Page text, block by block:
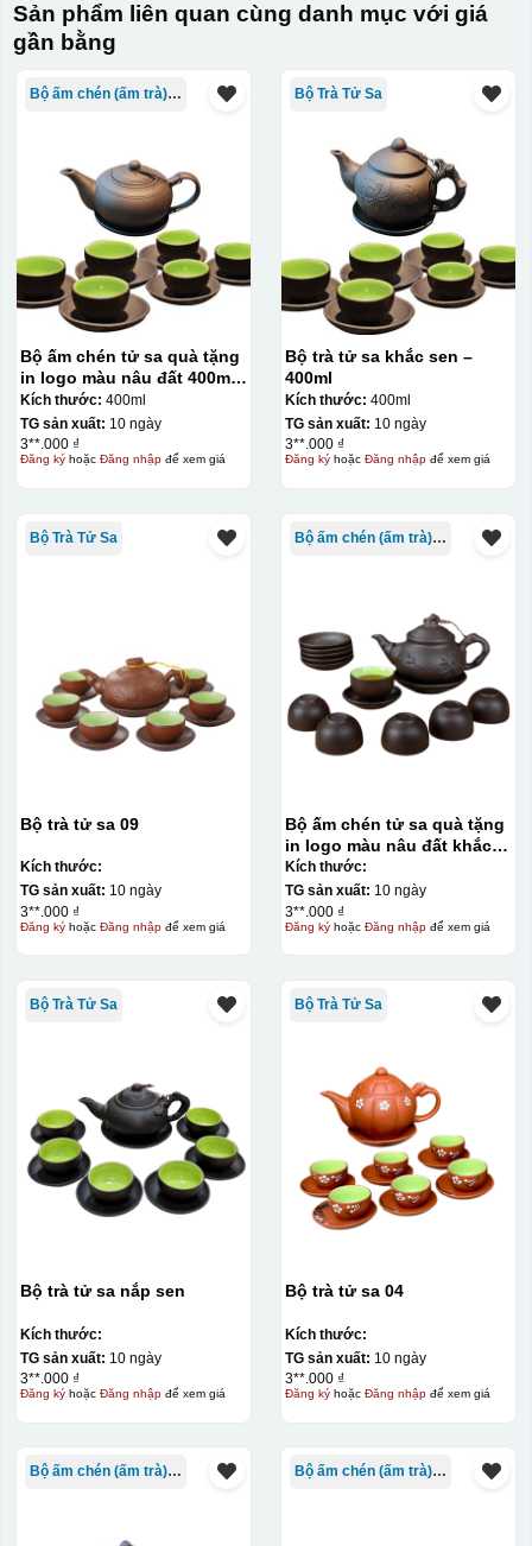
Kiểu in:
In logo decan ACD 1 mặt
In logo decan AC 2 mặt
In logo decan AC 1 mặt
Kiểu hộp:
Hộp xi ấm chén
Sản phẩm liên quan cùng danh mục với giá
gần bằng
Bộ ấm chén (ấm trà) in logo
Bộ ấm chén tử sa quà tặng
in logo màu nâu đất 400ml
KQ-ACTS03
Kích thước: 400ml
TG sản xuất: 10 ngày
3**.000 ₫
Đăng kýhoặc Đăng nhậpđể xem giá
Bộ Trà Tử Sa
Bộ trà tử sa khắc sen –
400ml
Kích thước: 400ml
TG sản xuất: 10 ngày
3**.000 ₫
Đăng kýhoặc Đăng nhậpđể xem giá
Bộ Trà Tử Sa
Bộ trà tử sa 09
Kích thước:
TG sản xuất: 10 ngày
3**.000 ₫
Đăng kýhoặc Đăng nhậpđể xem giá
Bộ ấm chén (ấm trà) in logo
Bộ ấm chén tử sa quà tặng
in logo màu nâu đất khắc
cây trúc 200ml KQ-ACTS04
Kích thước:
TG sản xuất: 10 ngày
3**.000 ₫
Đăng kýhoặc Đăng nhậpđể xem giá
Bộ Trà Tử Sa
Bộ trà tử sa nắp sen
Kích thước:
TG sản xuất: 10 ngày
3**.000 ₫
Đăng kýhoặc Đăng nhậpđể xem giá
Bộ Trà Tử Sa
Bộ trà tử sa 04
Kích thước:
TG sản xuất: 10 ngày
3**.000 ₫
Đăng kýhoặc Đăng nhậpđể xem giá
Bộ ấm chén (ấm trà) in logo Bộ ấm chén (ấm trà) in logo